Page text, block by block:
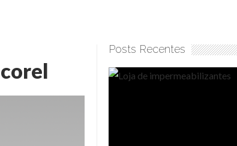
Posts Recentes